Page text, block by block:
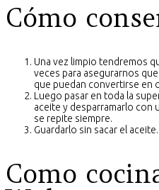
Cómo
Una vez limpio tendremos
veces para asegurarnos
que puedan convertirse en
Luego pasar en toda la
aceite y desparramarlo con
se repite siempre.
Guardarlo sin sacar el aceite.
Como